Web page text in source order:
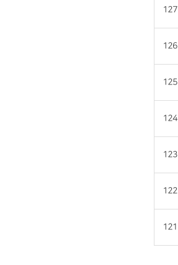
127
126
125
124
123
122
121